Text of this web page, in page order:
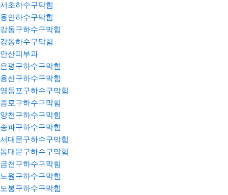
서초하수구막힘
용인하수구막힘
강동구하수구막힘
강동하수구막힘
안산피부과
은평구하수구막힘
용산구하수구막힘
영등포구하수구막힘
종로구하수구막힘
양천구하수구막힘
송파구하수구막힘
서대문구하수구막힘
동대문구하수구막힘
금천구하수구막힘
노원구하수구막힘
도봉구하수구막힘